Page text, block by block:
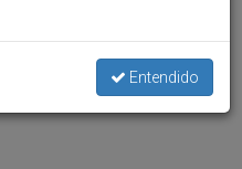
Entendido